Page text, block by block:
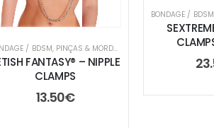
/ BDSM, PINÇAS & MORDAÇAS
FANTASY® – NIPPLE
CLAMPS
13.50€
BONDAGE / BDSM